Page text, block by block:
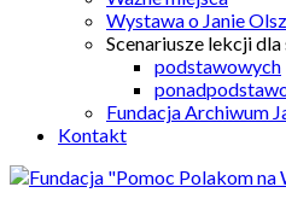
Wystawa o Janie
Scenariusze lekcji dla
podstawowych
Fundacja Archiwum
Kontakt